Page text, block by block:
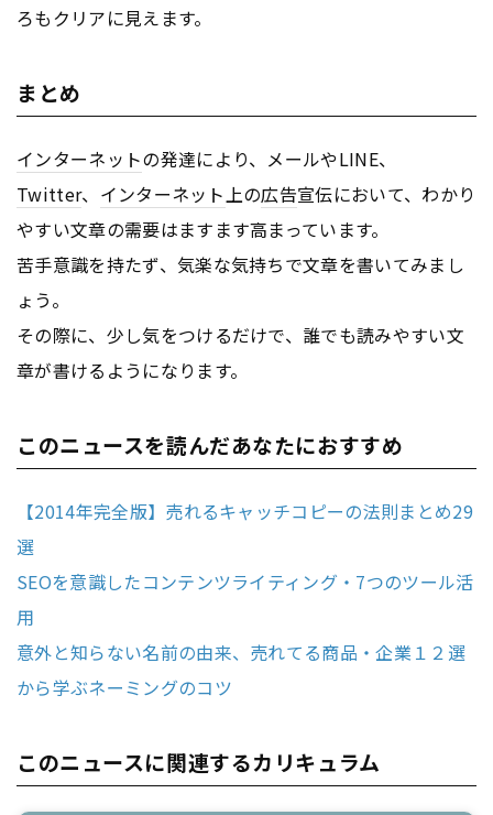
ろもクリアに見えます。
まとめ
インターネットの発達により、メールやLINE、
Twitter、 インターネット 上の広告宣伝において、わかり
やすい文章の需要はますます高まっています。
苦手意識を持たず、気楽な気持ちで文章を書いてみまし
ょう。
その際に、少し気をつけるだけで、誰でも読みやすい文
章が書けるようになります。
このニュースを読んだあなたにおすすめ
【2014年完全版】売れるキャッチコピーの法則まとめ29
選
SEOを意識したコンテンツライティング・7つのツール活
用
意外と知らない名前の由来、売れてる商品・企業１２選
から学ぶネーミングのコツ
このニュースに関連するカリキュラム